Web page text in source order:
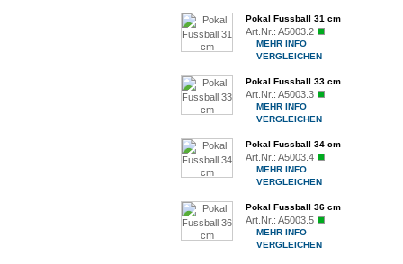
Pokal Fussball 31 cm
Art.Nr.: A5003.2
MEHR INFO
VERGLEICHEN
Pokal Fussball 33 cm
Art.Nr.: A5003.3
MEHR INFO
VERGLEICHEN
Pokal Fussball 34 cm
Art.Nr.: A5003.4
MEHR INFO
VERGLEICHEN
Pokal Fussball 36 cm
Art.Nr.: A5003.5
MEHR INFO
VERGLEICHEN